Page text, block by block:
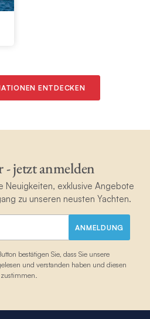
ENTDECKEN
- jetzt anmelden
Neuigkeiten, exklusive Angebote
zu unseren neusten Yachten.
ANMELDUNG
bestätigen Sie, dass Sie unsere
und verstanden haben und diesen
zustimmen.